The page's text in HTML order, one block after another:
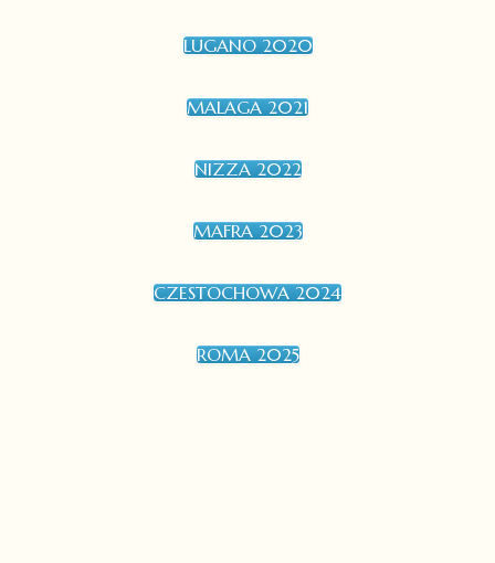
LUGANO 2020
MALAGA 2021
NIZZA 2022
MAFRA 2023
CZESTOCHOWA 2024
ROMA 2025